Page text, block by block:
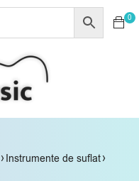
0
› Instrumente de suflat›